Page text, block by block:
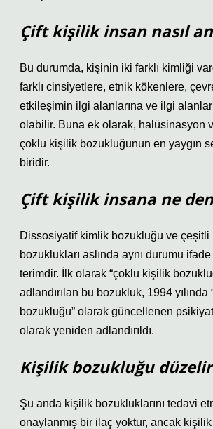
Çift kişilik insan nasıl
Bu durumda, kişinin iki farklı kimliği
farklı cinsiyetlere, etnik kökenlere,
etkileşimin ilgi alanlarına ve ilgi
olabilir. Buna ek olarak, halüsinasyon
çoklu kişilik bozukluğunun en yaygın
biridir.
Çift kişilik insana ne
Dissosiyatif kimlik bozukluğu ve çeşitli
bozuklukları aslında aynı durumu
terimdir. İlk olarak “çoklu kişilik
adlandırılan bu bozukluk, 1994 yılında
bozukluğu” olarak güncellenen
olarak yeniden adlandırıldı.
Kişilik bozukluğu
Şu anda kişilik bozukluklarını tedavi
onaylanmış bir ilaç yoktur, ancak